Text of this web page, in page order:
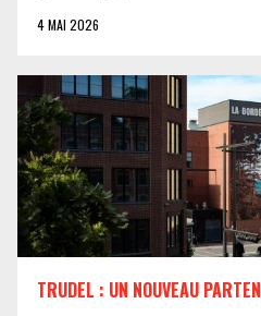
4 MAI 2026
TRUDEL : UN NOUVEAU